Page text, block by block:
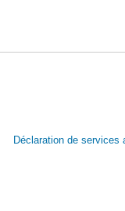
Déclaration de services